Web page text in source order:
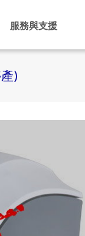
服務與支援
)